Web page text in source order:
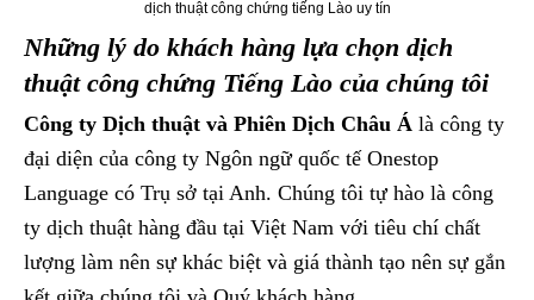
dịch thuật công chứng tiếng Lào uy tín
Những lý do khách hàng lựa chọn dịch
thuật công chứng Tiếng Lào của chúng tôi
Công ty Dịch thuật và Phiên Dịch Châu Á là công ty
đại diện của công ty Ngôn ngữ quốc tế Onestop
Language có Trụ sở tại Anh. Chúng tôi tự hào là công
ty dịch thuật hàng đầu tại Việt Nam với tiêu chí chất
lượng làm nên sự khác biệt và giá thành tạo nên sự gắn